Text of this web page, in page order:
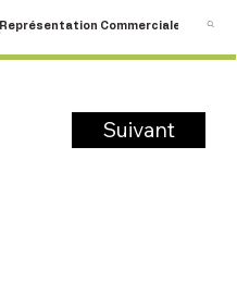
Représentation Commerciale SAV
Suivant